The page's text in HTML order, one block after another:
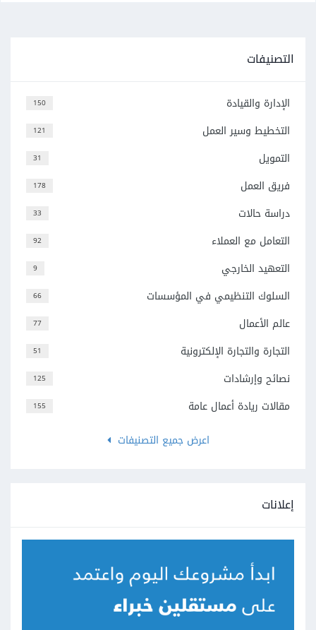
التصنيفات
150 الإدارة والقيادة
121 التخطيط وسير العمل
31 التمويل
178 فريق العمل
33 دراسة حالات
92 التعامل مع العملاء
9 التعهيد الخارجي
66 السلوك التنظيمي في المؤسسات
77 عالم الأعمال
51 التجارة والتجارة الإلكترونية
125 نصائح وإرشادات
155
مقالات ريادة أعمال عامة
اعرض جميع التصنيفات
إعلانات